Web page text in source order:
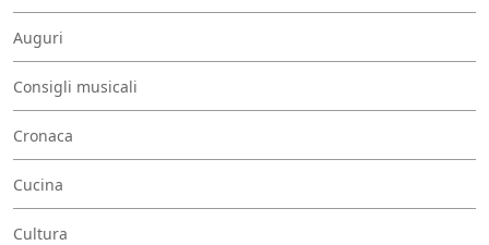
Auguri
Consigli musicali
Cronaca
Cucina
Cultura